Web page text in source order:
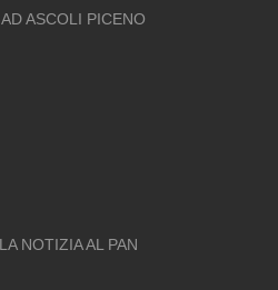
ASCOLI PICENO
NOTIZIA AL PAN